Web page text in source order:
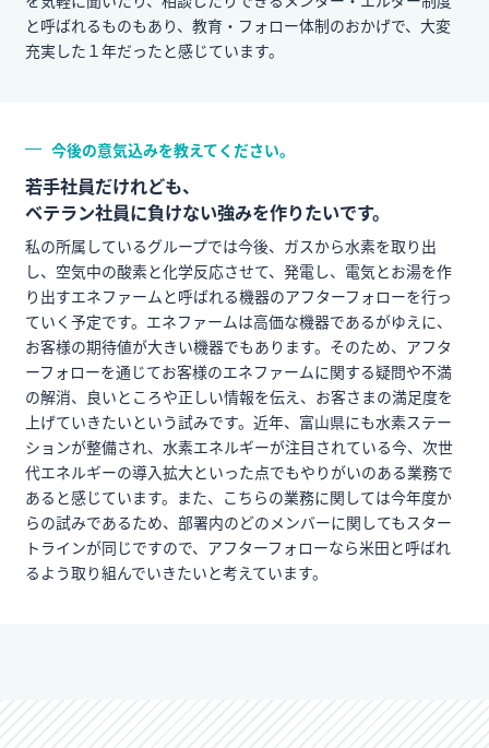
と呼ばれるものもあり、教育・フォロー体制のおかげで、大変
充実した１年だったと感じています。
今後の意気込みを教えてください。
若手社員だけれども、
ベテラン社員に負けない強みを作りたいです。
私の所属しているグループでは今後、ガスから水素を取り出
し、空気中の酸素と化学反応させて、発電し、電気とお湯を作
り出すエネファームと呼ばれる機器のアフターフォローを行っ
ていく予定です。エネファームは高価な機器であるがゆえに、
お客様の期待値が大きい機器でもあります。そのため、アフタ
ーフォローを通じてお客様のエネファームに関する疑問や不満
の解消、良いところや正しい情報を伝え、お客さまの満足度を
上げていきたいという試みです。近年、富山県にも水素ステー
ションが整備され、水素エネルギーが注目されている今、次世
代エネルギーの導入拡大といった点でもやりがいのある業務で
あると感じています。また、こちらの業務に関しては今年度か
らの試みであるため、部署内のどのメンバーに関してもスター
トラインが同じですので、アフターフォローなら米田と呼ばれ
るよう取り組んでいきたいと考えています。